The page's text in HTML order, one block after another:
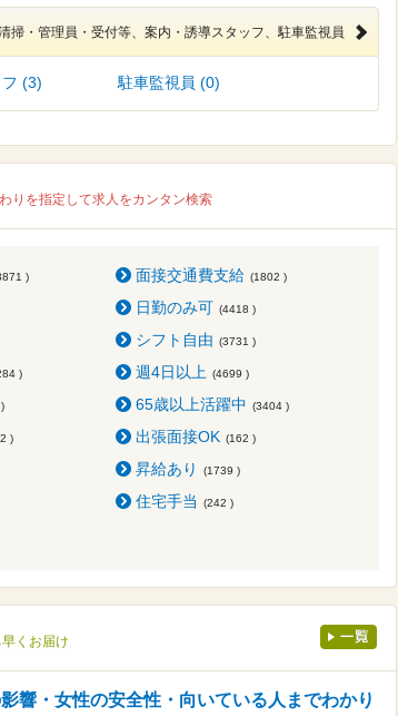
掃・管理員・受付等、案内・誘導スタッフ、駐車監視員
(3) 駐車監視員 (0)
りを指定して求人をカンタン検索
) 面接交通費支給 (1802 )
日勤のみ可 (4418 )
シフト自由 (3731 )
) 週4日以上 (4699 )
65歳以上活躍中 (3404 )
) 出張面接OK (162 )
昇給あり (1739 )
住宅手当 (242 )
くお届け
響・女性の安全性・向いている人までわかり